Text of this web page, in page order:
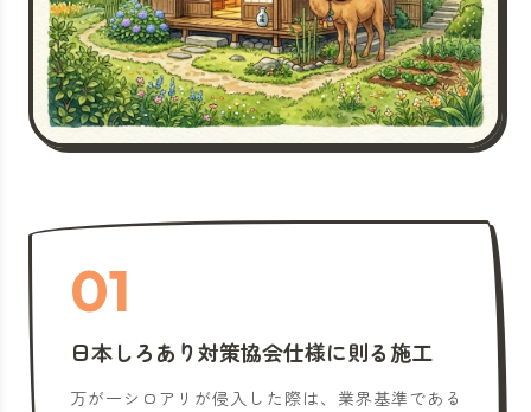
01
日本しろあり対策協会仕様に則る施工
万が一シロアリが侵入した際は、業界基準である